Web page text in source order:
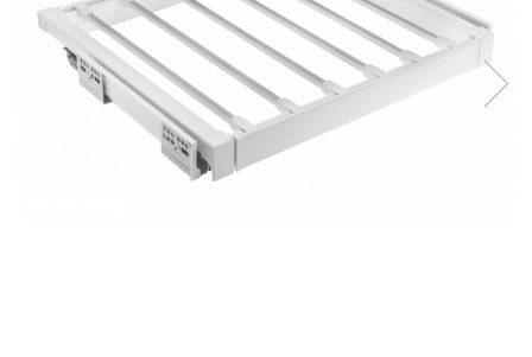
Solutii de curatat & adezivi
Canturi ABS
Alte accesorii mobila
Clesti/ patenti
Surubelnite